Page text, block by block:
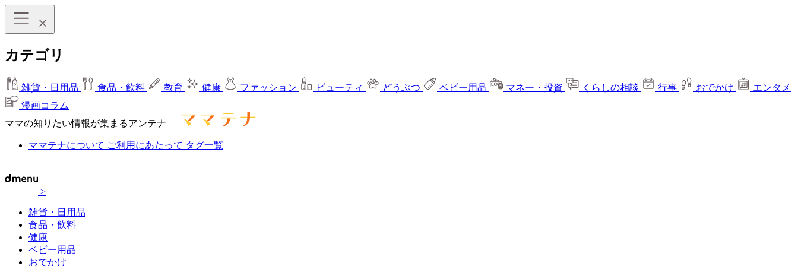
カテゴリ
雑貨・日用品 食品・飲料 教育 健康 ファッション ビューティ どうぶつ ベビー用品 マネー・投資 くらしの相談 行事 おでかけ
エンタメ
漫画コラム
ママの知りたい情報が集まるアンテナ
ママテナについて ご利用にあたって タグ一覧
>
雑貨・日用品
食品・飲料
健康
ベビー用品
おでかけ